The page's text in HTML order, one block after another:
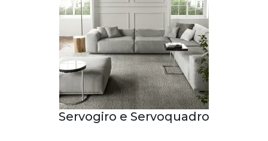
Servogiro e Servoquadro